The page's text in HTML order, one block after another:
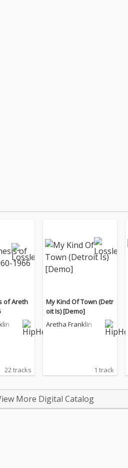
of Areth
22 tracks
My Kind Of Town (Detr
oit Is) [Demo]
Aretha Franklin
1 track
More Digital Catalog